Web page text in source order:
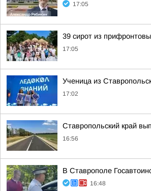
17:05
39 сирот из
17:05
Ученица из
17:02
Ставропольский край
16:56
В Ставрополе
16:48